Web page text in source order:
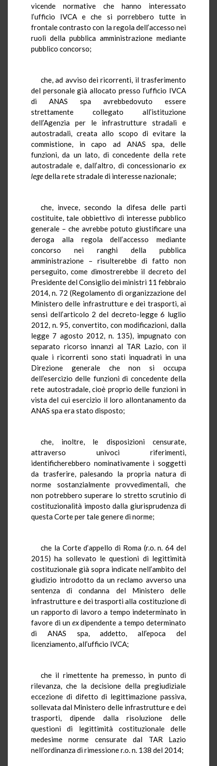
vicende normative che hanno interessato
l’ufficio IVCA e che si porrebbero tutte in
frontale contrasto con la regola dell’accesso nei
ruoli della pubblica amministrazione mediante
pubblico concorso;
che, ad avviso dei ricorrenti, il trasferimento
del personale già allocato presso l’ufficio IVCA
di ANAS spa avrebbedovuto essere
strettamente collegato all’istituzione
dell’Agenzia per le infrastrutture stradali e
autostradali, creata allo scopo di evitare la
commistione, in capo ad ANAS spa, delle
funzioni, da un lato, di concedente della rete
autostradale e, dall’altro, di concessionario ex
legedella rete stradale di interesse nazionale;
che, invece, secondo la difesa delle parti
costituite, tale obbiettivo di interesse pubblico
generale – che avrebbe potuto giustificare una
deroga alla regola dell’accesso mediante
concorso nei ranghi della pubblica
amministrazione – risulterebbe di fatto non
perseguito, come dimostrerebbe il decreto del
Presidente del Consiglio dei ministri 11 febbraio
2014, n. 72 (Regolamento di organizzazione del
Ministero delle infrastrutture e dei trasporti, ai
sensi dell’articolo 2 del decreto-legge 6 luglio
2012, n. 95, convertito, con modificazioni, dalla
legge 7 agosto 2012, n. 135), impugnato con
separato ricorso innanzi al TAR Lazio, con il
quale i ricorrenti sono stati inquadrati in una
Direzione generale che non si occupa
dell’esercizio delle funzioni di concedente della
rete autostradale, cioè proprio delle funzioni in
vista del cui esercizio il loro allontanamento da
ANAS spa era stato disposto;
che, inoltre, le disposizioni censurate,
attraverso univoci riferimenti,
identificherebbero nominativamente i soggetti
da trasferire, palesando la propria natura di
norme sostanzialmente provvedimentali, che
non potrebbero superare lo stretto scrutinio di
costituzionalità imposto dalla giurisprudenza di
questa Corte per tale genere di norme;
che la Corte d’appello di Roma (r.o. n. 64 del
2015) ha sollevato le questioni di legittimità
costituzionale già sopra indicate nell’ambito del
giudizio introdotto da un reclamo avverso una
sentenza di condanna del Ministero delle
infrastrutture e dei trasporti alla costituzione di
un rapporto di lavoro a tempo indeterminato in
favore di un exdipendente a tempo determinato
di ANAS spa, addetto, all’epoca del
licenziamento, all’ufficio IVCA;
che il rimettente ha premesso, in punto di
rilevanza, che la decisione della pregiudiziale
eccezione di difetto di legittimazione passiva,
sollevata dal Ministero delle infrastrutture e dei
trasporti, dipende dalla risoluzione delle
questioni di legittimità costituzionale delle
medesime norme censurate dal TAR Lazio
nell’ordinanza di rimessione r.o. n. 138 del 2014;